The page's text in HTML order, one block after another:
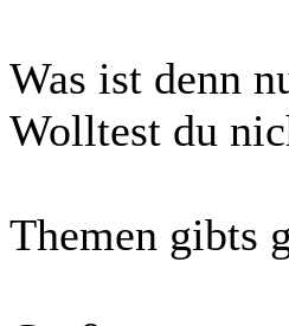
Was ist denn
Wolltest du
Themen gibts